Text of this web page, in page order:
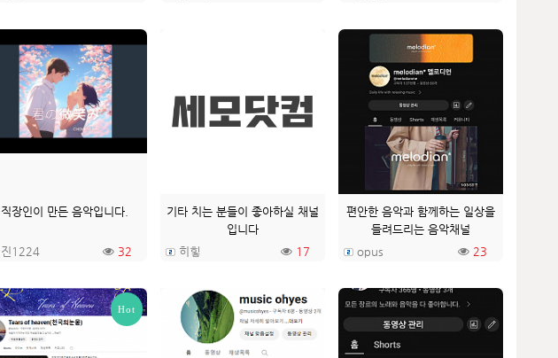
직장인이 만든 음악입니다.
진1224 32
기타 치는 분들이 좋아하실 채널
입니다
히힣
17
편안한 음악과 함께하는 일상을
들려드리는 음악채널
opus
23
Hot